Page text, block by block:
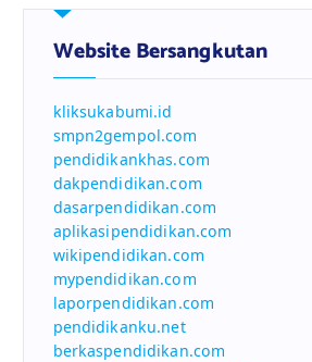
Website Bersangkutan
kliksukabumi.id
smpn2gempol.com
pendidikankhas.com
dakpendidikan.com
dasarpendidikan.com
aplikasipendidikan.com
wikipendidikan.com
mypendidikan.com
laporpendidikan.com
pendidikanku.net
berkaspendidikan.com